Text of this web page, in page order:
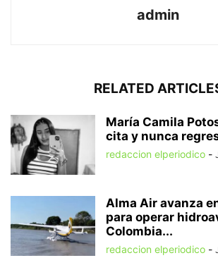
admin
RELATED
María Camila
cita y nunca
redaccion elperiodico -
Alma Air avanza
para operar
Colombia...
redaccion elperiodico -